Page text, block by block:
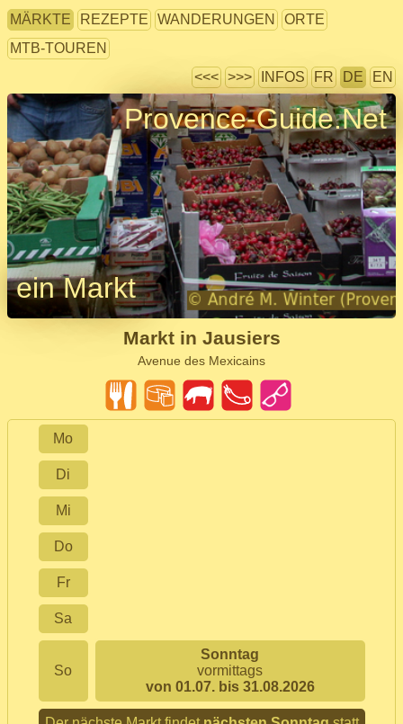
MÄRKTE REZEPTE WANDERUNGEN
ORTE
MTB-TOUREN
<<< >>> INFOS FR DE EN
Provence-Guide.Net
ein Markt
Markt in Jausiers
Avenue des Mexicains
Mo
Di
Mi
Do
Fr
Sa
So
Sonntag
vormittags
von 01.07. bis 31.08.2026